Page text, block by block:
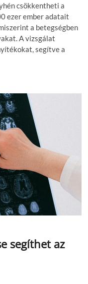
csökkentheti a
ezer ember adatait
a betegségben
A vizsgálat
segítve a
segíthet az